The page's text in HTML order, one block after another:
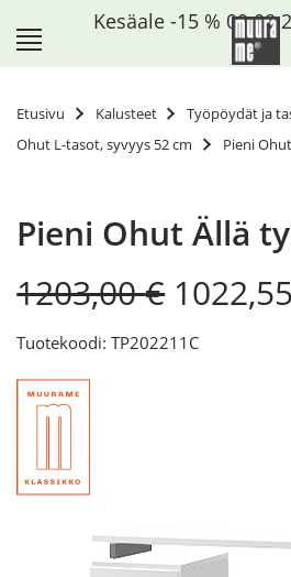
sisältöön
Etusivu Kalusteet
Työpöydät ja
Ohut L-tasot, syvyys 52 cm
Pieni
Pieni Ohut Ällä
1203,00€ Original
price
was:
1203,00
1022,55
Tuotekoodi: TP202211C
Kesäale -15 %